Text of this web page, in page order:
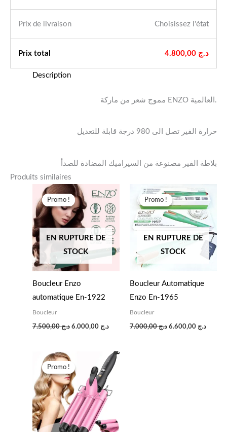
Prix ​​de livraison Choisissez l'état
Prix ​​total د.ج
Description
مموج شعر من ماركة ENZO العالمية.
حرارة الفير تصل الى 980 درجة قابلة للتعديل
بلاطة الفير مصنوعة من السيراميك المضادة للصدأ
Produits similaires
Promo !
EN RUPTURE DE
STOCK
Promo !
Boucleur Enzo
automatique En-1922
Boucleur
د.ج7.500,00
Le
prix
initial
était :
د.ج 7.500,00.
د.ج 6.000,00
prix
actuel
est :
د.ج 6.000,00.
Promo !
EN RUPTURE DE
STOCK
Promo !
Boucleur Automatique
Enzo En-1965
Boucleur
د.ج7.000,00
Le
prix
initial
était :
د.ج 6.600,00
prix
actuel
est :
Promo !
Promo !
prix
initial
était :
د.ج 7.000,00.
Le
prix
actuel